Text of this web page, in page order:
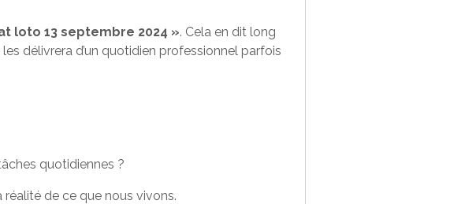
loto 13 septembre 2024 ». Cela en dit long
délivrera d’un quotidien professionnel parfois
quotidiennes ?
de ce que nous vivons.